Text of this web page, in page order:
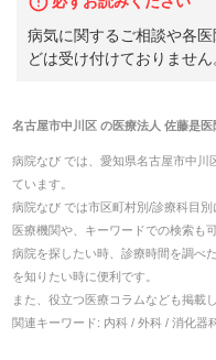
病気に関するご相談や各
どは受け付けておりません
名古屋市中川区の医療法人 佐藤是医
病院なび では、 愛知県名古屋市中川
ています。
病院なび では市区町村別/診療科目
医療機関や、キーワードでの検索も可
病院を探したい時、診療時間を調べ
を知りたい時に便利です。
また、役立つ医療コラムなども掲載
関連キーワード: 内科 / 外科 / 消化器